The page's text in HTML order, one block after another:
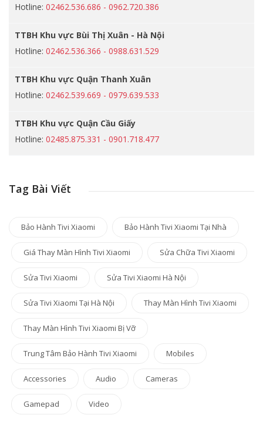
Hotline: 02462.536.686 - 0962.720.386
TTBH Khu vực Bùi Thị Xuân - Hà Nội
Hotline: 02462.536.366 - 0988.631.529
TTBH Khu vực Quận Thanh Xuân
Hotline: 02462.539.669 - 0979.639.533
TTBH Khu vực Quận Cầu Giấy
Hotline: 02485.875.331 - 0901.718.477
Tag Bài Viết
Bảo Hành Tivi Xiaomi Bảo Hành Tivi Xiaomi Tại Nhà
Giá Thay Màn Hình Tivi Xiaomi Sửa Chữa Tivi Xiaomi
Sửa Tivi Xiaomi Sửa Tivi Xiaomi Hà Nội
Sửa Tivi Xiaomi Tại Hà Nội Thay Màn Hình Tivi Xiaomi
Thay Màn Hình Tivi Xiaomi Bị Vỡ
Trung Tâm Bảo Hành Tivi Xiaomi Mobiles
Accessories Audio Cameras
Gamepad Video